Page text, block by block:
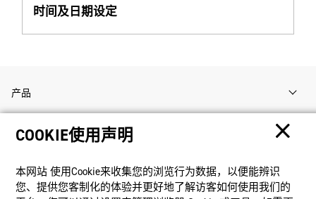
时间及日期设定
产品
客户支持
资讯
COOKIE使用声明
本网站 使⽤Cookie来收集您的浏览⾏为数据，以便能辨识
您、提供您客制化的体验并更好地了解访客如何使⽤我们的